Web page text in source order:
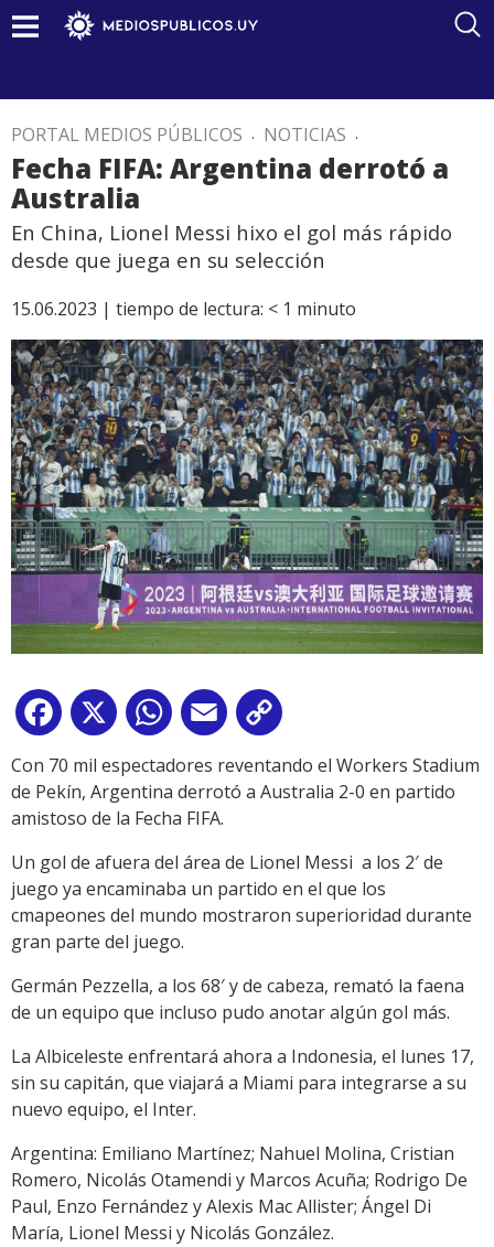
PORTAL MEDIOS PÚBLICOS . NOTICIAS .
Fecha FIFA: Argentina derrotó a
Australia
En China, Lionel Messi hixo el gol más rápido
desde que juega en su selección
15.06.2023 | tiempo de lectura: < 1 minuto
Facebook
X WhatsApp
Email
Link
Con 70 mil espectadores reventando el Workers Stadium
de Pekín, Argentina derrotó a Australia 2-0 en partido
amistoso de la Fecha FIFA.
Un gol de afuera del área de Lionel Messi a los 2′ de
juego ya encaminaba un partido en el que los
cmapeones del mundo mostraron superioridad durante
gran parte del juego.
Germán Pezzella, a los 68′ y de cabeza, remató la faena
de un equipo que incluso pudo anotar algún gol más.
La Albiceleste enfrentará ahora a Indonesia, el lunes 17,
sin su capitán, que viajará a Miami para integrarse a su
nuevo equipo, el Inter.
Argentina: Emiliano Martínez; Nahuel Molina, Cristian
Romero, Nicolás Otamendi y Marcos Acuña; Rodrigo De
Paul, Enzo Fernández y Alexis Mac Allister; Ángel Di
María, Lionel Messi y Nicolás González.